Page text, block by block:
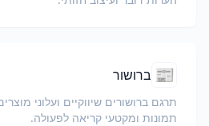
📰 ברושור
תרגם ברושורים שיווקיים ועלוני
תמונות ומקטעי קריאה לפעולה.